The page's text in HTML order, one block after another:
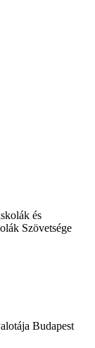
és
Szövetsége
Budapest